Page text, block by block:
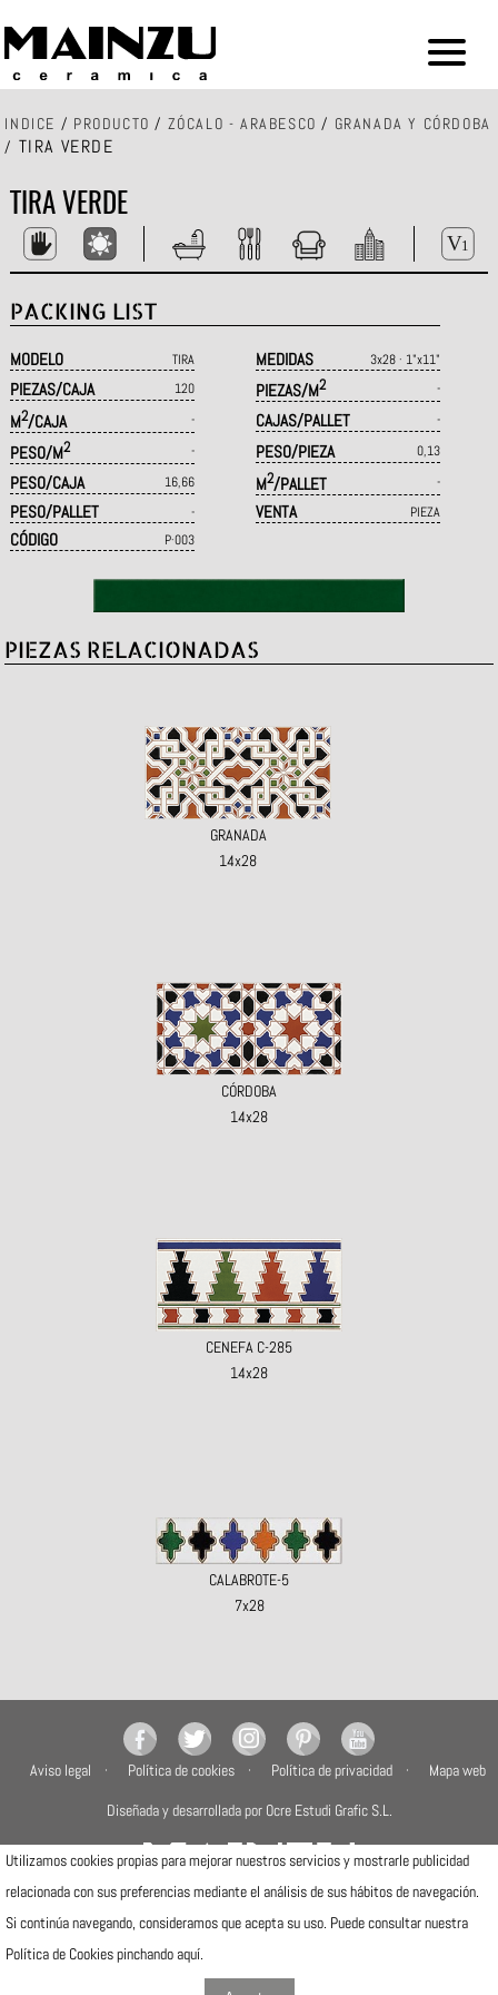
INDICE / PRODUCTO / ZÓCALO - ARABESCO / GRANADA Y CÓRDOBA
/ TIRA VERDE
TIRA VERDE
PACKING LIST
MODELO TIRA MEDIDAS 3x28 · 1"x11"
PIEZAS/CAJA 120 PIEZAS/M2 -
M2/CAJA - CAJAS/PALLET -
PESO/M2 - PESO/PIEZA 0,13
PESO/CAJA 16,66 M2/PALLET -
PESO/PALLET - VENTA PIEZA
CÓDIGO P·003
PIEZAS RELACIONADAS
GRANADA
14x28
CÓRDOBA
14x28
CENEFA C-285
14x28
CALABROTE-5
7x28
Aviso legal Política de cookies Política de privacidad
Mapa web
Diseñada y desarrollada por Ocre Estudi Grafic S.L.
Camí de la Travessa, 17
12540 Vila-real (Castellón)
Telfs: (+34) 964506300 · (+34) 964506301
Utilizamos cookies propias para mejorar nuestros servicios y mostrarle publicidad
relacionada con sus preferencias mediante el análisis de sus hábitos de navegación.
Si continúa navegando, consideramos que acepta su uso. Puede consultar nuestra
Política de Cookies pinchando aquí.